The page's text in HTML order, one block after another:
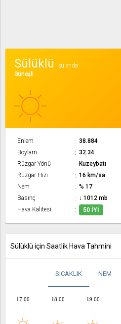
Sülüklü
şu anda
Güneşli
Enlem
38.884
Boylam
32.34
Rüzgar Yönü
Kuzeybatı
Rüzgar Hızı
16 km/sa
Nem
% 17
Basınç
↓ 1012 mb
Hava Kalitesi
50 İYI
Sülüklü için Saatlik Hava Tahmini
SICAKLIK NEM
17:00 18:00 19:00